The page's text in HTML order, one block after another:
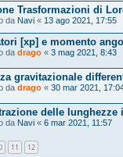
Trasformazioni di
da Navi « 13 ago 2021, 17:55
[xp] e momento
da drago « 3 mag 2021, 8:43
gravitazionale
da drago « 30 mar 2021,
delle lunghezze
da Navi « 6 mar 2021, 11:57
11 12